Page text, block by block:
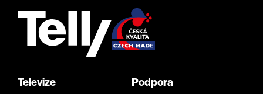
Televize Podpora